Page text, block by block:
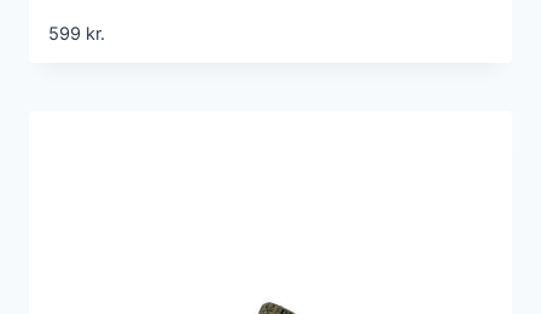
599 kr.